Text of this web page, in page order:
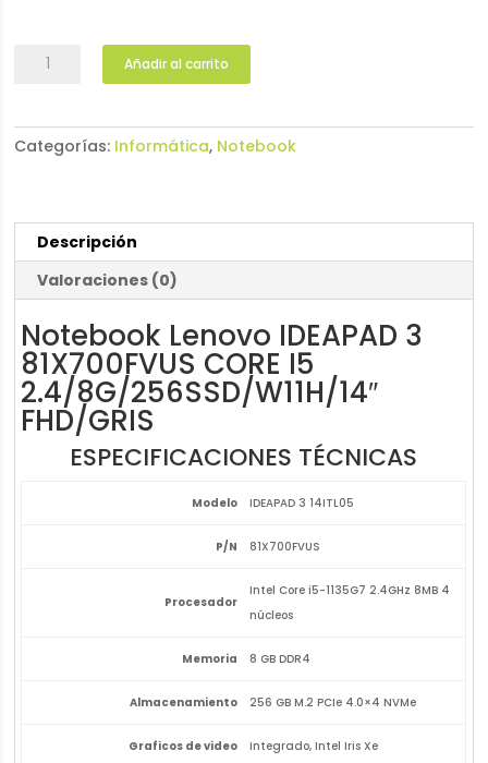
Notebook
3
81X700FVUS
Añadir al carrito
Categorías: Informática, Notebook
Descripción
Valoraciones (0)
Notebook Lenovo IDEAPAD 3
81X700FVUS CORE I5
2.4/8G/256SSD/W11H/14″
FHD/GRIS
ESPECIFICACIONES TÉCNICAS
Modelo IDEAPAD 3 14ITL05
P/N 81X700FVUS
Procesador
Intel Core i5-1135G7 2.4GHz 8MB 4
núcleos
Memoria 8 GB DDR4
Almacenamiento 256 GB M.2 PCIe 4.0×4 NVMe
Graficos de video Integrado, Intel Iris Xe